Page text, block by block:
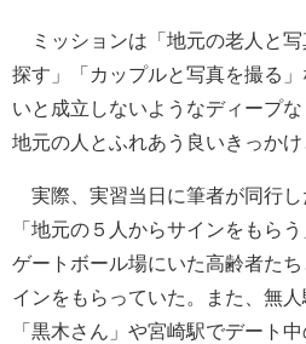
ミッションは「地元の老人と
探す」「カップルと写真を撮る
いと成立しないようなディープな
地元の人とふれあう良いきっかけ
実際、実習当日に筆者が同行し
「地元の５人からサインをもら
ゲートボール場にいた高齢者た
インをもらっていた。また、無
「黒木さん」や宮崎駅でデート